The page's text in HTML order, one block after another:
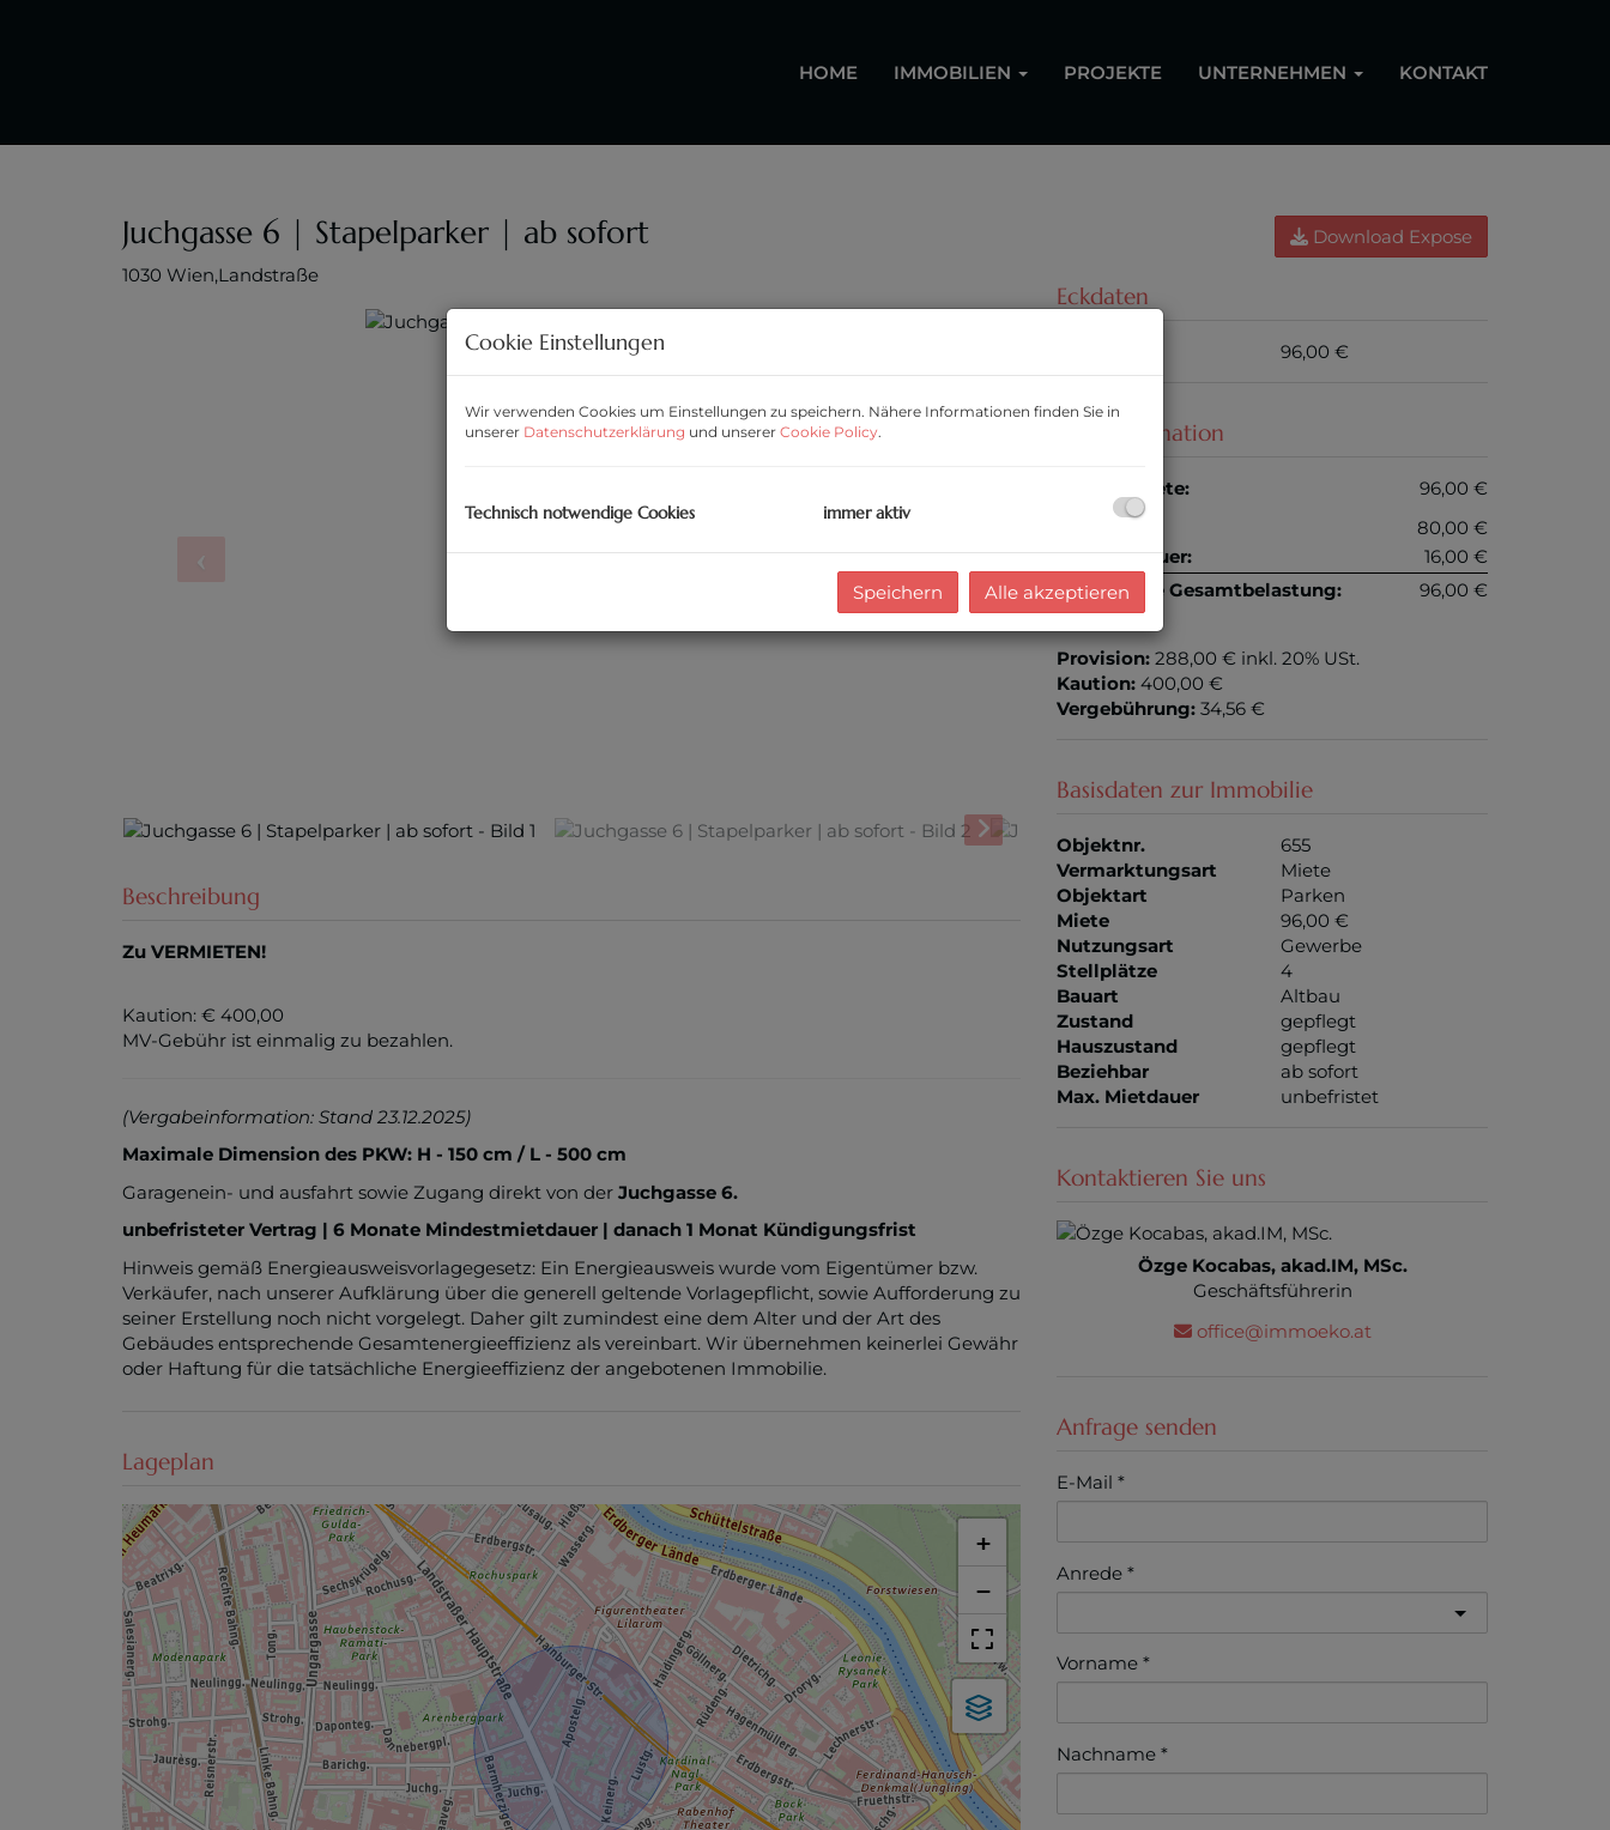
HOME IMMOBILIEN PROJEKTE UNTERNEHMEN KONTAKT
Juchgasse 6 | Stapelparker | ab sofort
1030 Wien,Landstraße
Beschreibung
Zu VERMIETEN!
Kaution: € 400,00
MV-Gebühr ist einmalig zu bezahlen.
(Vergabeinformation: Stand 23.12.2025)
Maximale Dimension des PKW: H - 150 cm / L - 500 cm
Garagenein- und ausfahrt sowie Zugang direkt von der Juchgasse 6.
unbefristeter Vertrag | 6 Monate Mindestmietdauer | danach 1 Monat Kündigungsfrist
Hinweis gemäß Energieausweisvorlagegesetz: Ein Energieausweis wurde vom Eigentümer bzw.
Verkäufer, nach unserer Aufklärung über die generell geltende Vorlagepflicht, sowie Aufforderung zu
seiner Erstellung noch nicht vorgelegt. Daher gilt zumindest eine dem Alter und der Art des
Gebäudes entsprechende Gesamtenergieeffizienz als vereinbart. Wir übernehmen keinerlei Gewähr
oder Haftung für die tatsächliche Energieeffizienz der angebotenen Immobilie.
Lageplan
+
−
Download Expose
Eckdaten
96,00 €
Preisinformation
Gesamtmiete:
96,00 €
80,00 €
Umsatzsteuer:
16,00 €
monatliche Gesamtbelastung:
96,00 €
Provision: 288,00 € inkl. 20% USt.
Kaution: 400,00 €
Vergebührung: 34,56 €
Basisdaten zur Immobilie
Objektnr.
655
Vermarktungsart
Miete
Objektart
Parken
Miete
96,00 €
Nutzungsart
Gewerbe
Stellplätze
4
Bauart
Altbau
Zustand
gepflegt
Hauszustand
gepflegt
Beziehbar
ab sofort
Max. Mietdauer
unbefristet
Kontaktieren Sie uns
Özge Kocabas, akad.IM, MSc.
Geschäftsführerin
office@immoeko.at
Anfrage senden
E-Mail
Anrede
Vorname
Nachname
Cookie Einstellungen
Wir verwenden Cookies um Einstellungen zu speichern. Nähere Informationen finden Sie in
unserer Datenschutzerklärung und unserer Cookie Policy.
Technisch notwendige Cookies immer aktiv
Speichern Alle akzeptieren